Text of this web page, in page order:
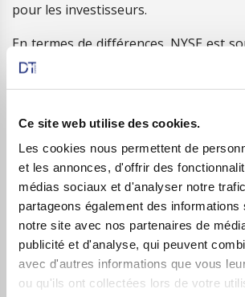
Ce site web utilise des cookies.
Les cookies nous permettent de
et les annonces, d'offrir des
médias sociaux et d'analyser notre
partageons également des
notre site avec nos partenaires de
publicité et d'analyse, qui peuvent
avec d'autres informations que vous
ou qu'ils ont collectées lors de votre
pour les investisseurs.
En termes de différences, NYSE est
comme étant plus orientée
entreprises, tandis qu’Euronext est
étant plus diversifiée en
entreprises cotées et de secteurs
NYSE est souvent considérée
sur les actions, tandis qu’Euronext est
à un plus grand nombre de produits
les produits dérivés.